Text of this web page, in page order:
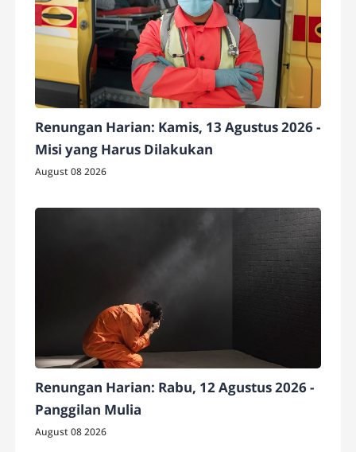
Renungan Harian: Kamis, 13 Agustus 2026 -
Misi yang Harus Dilakukan
August 08 2026
Renungan Harian: Rabu, 12 Agustus 2026 -
Panggilan Mulia
August 08 2026